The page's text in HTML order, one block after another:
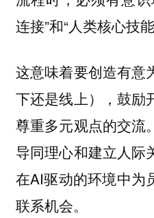
连接”和“人类核心技
这意味着要创造有意
下还是线上），鼓励
尊重多元观点的交流
导同理心和建立人际
在AI驱动的环境中为
联系机会。